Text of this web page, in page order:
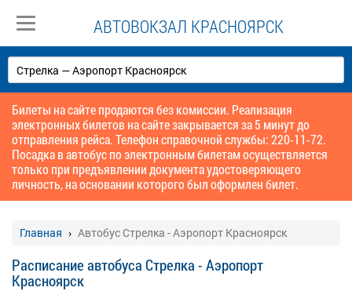
АВТОВОКЗАЛ КРАСНОЯРСК
Билеты на сайте продаются без комиссии. Реализация
электронных билетов на сайте закрывается за 5 минут до
отправления рейса. Телефон справочной службы: 220-11-72.
Посадка в автобус по электронным билетам осуществляется
только при предъявлении документа удостоверяющего
личность, на основании которого был оформлен билет.
Главная Автобус Стрелка - Аэропорт Красноярск
Расписание автобуса Стрелка - Аэропорт
Красноярск